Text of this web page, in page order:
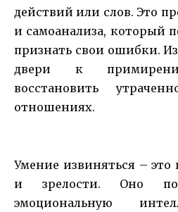
действий или слов. Это
и самоанализа, который
признать свои ошибки.
двери к
восстановить
отношениях.
Умение извиняться – это
и зрелости. Оно
эмоциональную